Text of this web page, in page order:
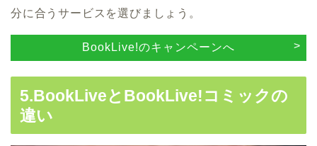
分に合うサービスを選びましょう。
BookLive!のキャンペーンへ
5.BookLiveとBookLive!コミックの
違い